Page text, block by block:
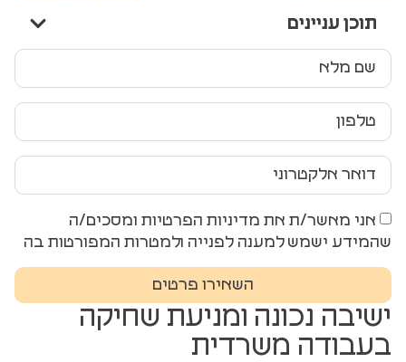
ישיבה נכונה ומניעת שחיקה
בעבודה משרדית
תוכן עניינים
אני מאשר/ת את מדיניות הפרטיות ומסכים/ה
שהמידע ישמש למענה לפנייה ולמטרות המפורטות בה
השאירו פרטים